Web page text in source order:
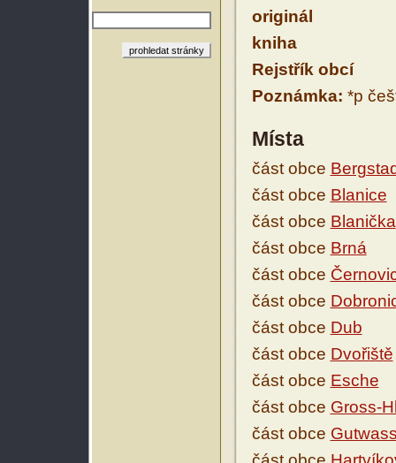
originál
kniha
Rejstřík obcí
Poznámka: *p
Místa
část obce
část obce Blanice
část obce Blanička
část obce Brná
část obce
část obce
část obce Dub
část obce Dvořiště
část obce Esche
část obce Gross-
část obce